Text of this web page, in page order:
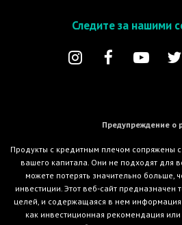
Следите за нашими
Предупреждение о
Продукты с кредитным плечом сопряжены
вашего капитала. Они не подходят для
можете потерять значительно больше,
инвестиции. Этот веб-сайт
целей, и содержащаяся в нем
как инвестиционная рекомендация